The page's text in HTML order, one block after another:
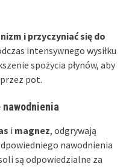
i przyczyniać się do
intensywnego wysiłku
spożycia płynów, aby
pot.
i magnez, odgrywają
nawodnienia
są odpowiedzialne za